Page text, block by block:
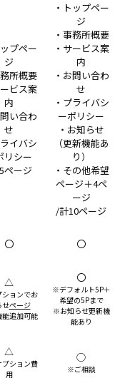
プペー
ジ
所概要
ビス案
内
い合わ
せ
イバシ
リシー
ページ
・トップペー
ジ
・事務所概要
・サービス案
内
・お問い合わ
せ
・プライバシ
ーポリシー
・お知らせ
（更新機能あ
り）
・その他希望
ページ＋4ペ
ージ
/計10ページ
〇 〇
△
ョンでお
せページ
能追加可能
〇
※デフォルト5P＋
希望の5Pまで
※お知らせ更新機
能あり
△
ション費
用
◯
※ご相談